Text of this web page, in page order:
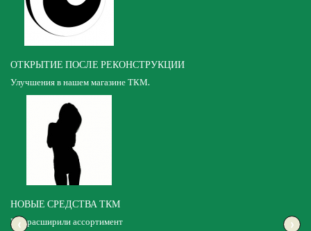
ОТКРЫТИЕ ПОСЛЕ РЕКОНСТРУКЦИИ
Улучшения в нашем магазине ТКМ.
НОВЫЕ СРЕДСТВА ТКМ
Мы расширили ассортимент
‹ ›